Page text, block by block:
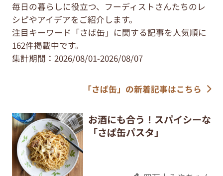
毎日の暮らしに役立つ、フーディストさんたちのレ
シピやアイデアをご紹介します。
注目キーワード「さば缶」に関する記事を人気順に
162件掲載中です。
集計期間：2026/08/01-2026/08/07
「さば缶」の新着記事はこちら
お酒にも合う！スパイシーな
「さば缶パスタ」